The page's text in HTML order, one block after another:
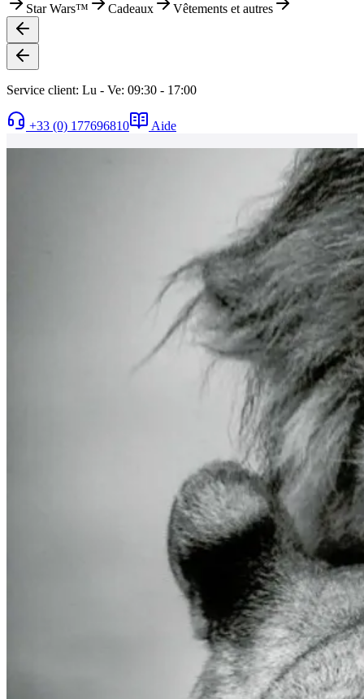
Star Wars™
Cadeaux Vêtements et autres
Service client: Lu - Ve: 09:30 - 17:00
+33 (0) 177696810 Aide